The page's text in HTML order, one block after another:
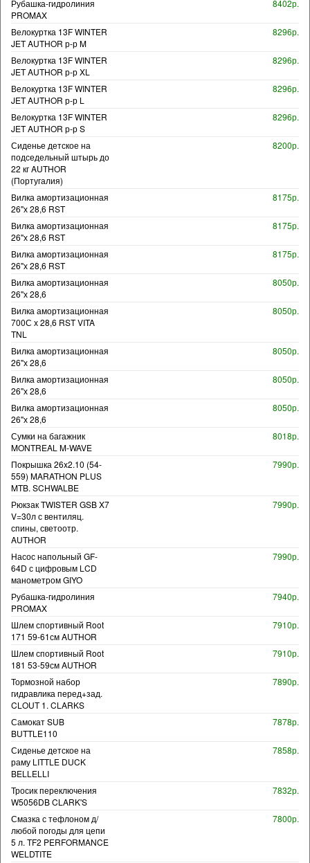
Рубашка-гидролиния
PROMAX
8402р.
Велокуртка 13F WINTER
JET AUTHOR р-р M
8296р.
Велокуртка 13F WINTER
JET AUTHOR р-р XL
8296р.
Велокуртка 13F WINTER
JET AUTHOR р-р L
8296р.
Велокуртка 13F WINTER
JET AUTHOR р-р S
8296р.
Сиденье детское на
подседельный штырь до
22 кг AUTHOR
(Португалия)
8200р.
Вилка амортизационная
26"х 28,6 RST
8175р.
Вилка амортизационная
26"х 28,6 RST
8175р.
Вилка амортизационная
26"х 28,6 RST
8175р.
Вилка амортизационная
26"х 28,6
8050р.
Вилка амортизационная
700С х 28,6 RST VITA
TNL
8050р.
Вилка амортизационная
26"х 28,6
8050р.
Вилка амортизационная
26"х 28,6
8050р.
Вилка амортизационная
26"х 28,6
8050р.
Сумки на багажник
MONTREAL M-WAVE
8018р.
Покрышка 26x2.10 (54-
559) MARATHON PLUS
MTB. SCHWALBE
7990р.
Рюкзак TWISTER GSB X7
V=30л с вентиляц.
спины, светоотр.
AUTHOR
7990р.
Насос напольный GF-
64D с цифровым LCD
манометром GIYO
7990р.
Рубашка-гидролиния
PROMAX
7940р.
Шлем спортивный Root
171 59-61см AUTHOR
7910р.
Шлем спортивный Root
181 53-59см AUTHOR
7910р.
Тормозной набор
гидравлика перед+зад.
CLOUT 1. CLARKS
7890р.
Самокат SUB
BUTTLE110
7878р.
Сиденье детское на
раму LITTLE DUCK
BELLELLI
7858р.
Тросик переключения
W5056DB CLARK'S
7832р.
Смазка с тефлоном д/
любой погоды для цепи
5 л. TF2 PERFORMANCE
WELDTITE
7800р.